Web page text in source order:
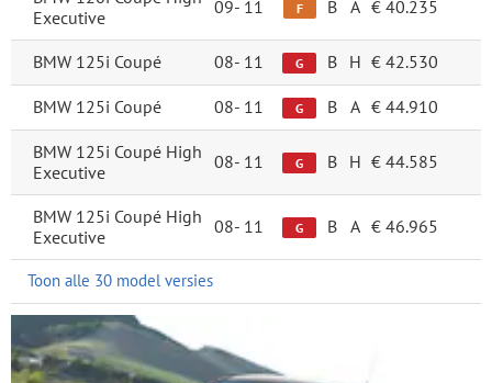
Executive
09- 11 F B A € 40.235
BMW 125i Coupé 08- 11 G B H € 42.530
BMW 125i Coupé 08- 11 G B A € 44.910
BMW 125i Coupé High
Executive
08- 11 G B H € 44.585
BMW 125i Coupé High
Executive
08- 11 G B A € 46.965
Toon alle 30 model versies